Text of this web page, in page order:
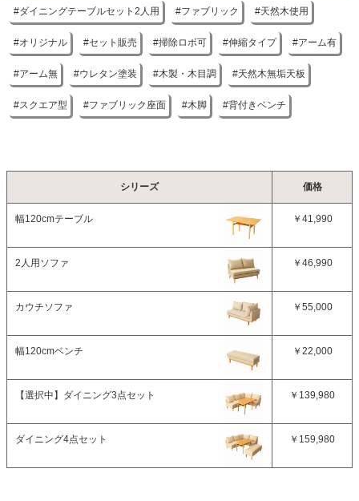
商品重量
約13/20/31kg
原産国
中国
ダイニングテーブルセット2人用 ファブリック 天然木使用
オリジナル セット販売 掃除ロボ可 伸縮タイプ アーム有
アーム無 ウレタン塗装 木製・木目調 天然木無垢天板
スクエア型 ファブリック座面 木脚 背付きベンチ
シリーズ 価格
幅120cmテーブル ￥41,990
2人用ソファ ￥46,990
カウチソファ ￥55,000
幅120cmベンチ ￥22,000
【選択中】 ダイニング3点セット ￥139,980
ダイニング4点セット ￥159,980